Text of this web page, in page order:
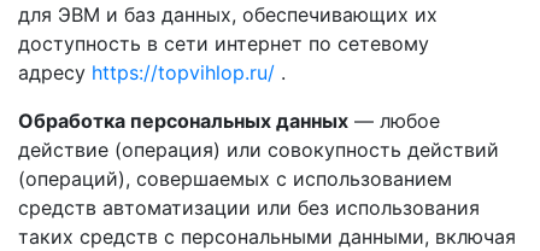
для ЭВМ и баз данных, обеспечивающих их
доступность в сети интернет по сетевому
адресу https://topvihlop.ru/ .
Обработка персональных данных — любое
действие (операция) или совокупность действий
(операций), совершаемых с использованием
средств автоматизации или без использования
таких средств с персональными данными, включая